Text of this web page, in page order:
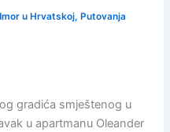
u Hrvatskoj, Putovanja
gradića smještenog u
u apartmanu Oleander